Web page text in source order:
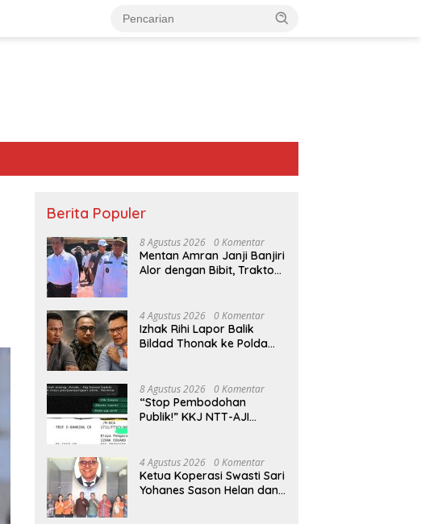
Berita Populer
8 Agustus 2026 0 Komentar
Mentan Amran Janji Banjiri
Alor dengan Bibit, Traktor
4 Agustus 2026 0 Komentar
Izhak Rihi Lapor Balik
Bildad Thonak ke Polda
8 Agustus 2026 0 Komentar
“Stop Pembodohan
Publik!” KKJ NTT-AJI
4 Agustus 2026 0 Komentar
Ketua Koperasi Swasti Sari
Yohanes Sason Helan dan